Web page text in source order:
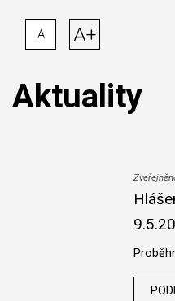
A A+
Aktuality